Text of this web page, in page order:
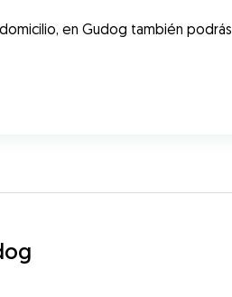
en Gudog también podrás